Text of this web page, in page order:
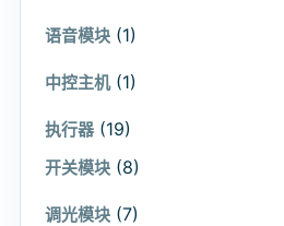
语音模块 (1)
中控主机 (1)
执行器 (19)
开关模块 (8)
调光模块 (7)